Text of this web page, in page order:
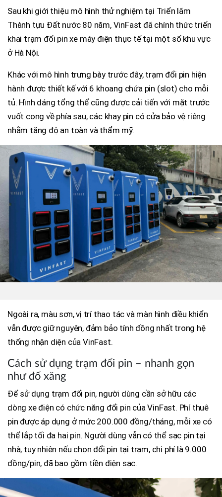
Sau khi giới thiệu mô hình thử nghiệm tại Triển lãm
Thành tựu Đất nước 80 năm, VinFast đã chính thức triển
khai trạm đổi pin xe máy điện thực tế tại một số khu vực
ở Hà Nội.
Khác với mô hình trưng bày trước đây, trạm đổi pin hiện
hành được thiết kế với 6 khoang chứa pin (slot) cho mỗi
tủ. Hình dáng tổng thể cũng được cải tiến với mặt trước
vuốt cong về phía sau, các khay pin có cửa bảo vệ riêng
nhằm tăng độ an toàn và thẩm mỹ.
Ngoài ra, màu sơn, vị trí thao tác và màn hình điều khiển
vẫn được giữ nguyên, đảm bảo tính đồng nhất trong hệ
thống nhận diện của VinFast.
Cách sử dụng trạm đổi pin – nhanh gọn
như đổ xăng
Để sử dụng trạm đổi pin, người dùng cần sở hữu các
dòng xe điện có chức năng đổi pin của VinFast. Phí thuê
pin được áp dụng ở mức 200.000 đồng/tháng, mỗi xe có
thể lắp tối đa hai pin. Người dùng vẫn có thể sạc pin tại
nhà, tuy nhiên nếu chọn đổi pin tại trạm, chi phí là 9.000
đồng/pin, đã bao gồm tiền điện sạc.